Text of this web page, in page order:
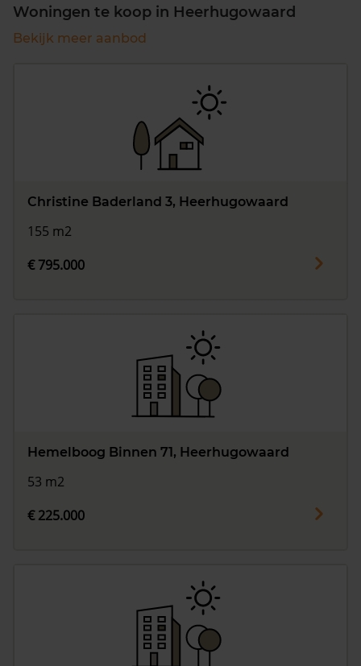
Woningen te koop in Heerhugowaard
Bekijk meer aanbod
Christine Baderland 3, Heerhugowaard
155 m2
€ 795.000
Hemelboog Binnen 71, Heerhugowaard
53 m2
€ 225.000